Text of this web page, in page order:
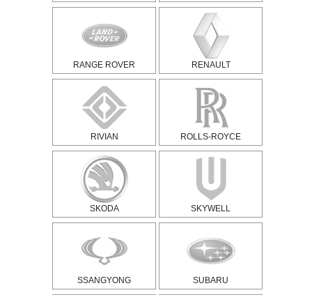
RANGE ROVER RENAULT
RIVIAN ROLLS-ROYCE
SKODA SKYWELL
SSANGYONG SUBARU